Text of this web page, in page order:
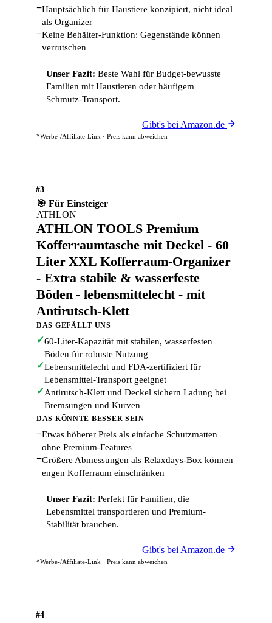
−Hauptsächlich für Haustiere konzipiert, nicht ideal
als Organizer
−Keine Behälter-Funktion: Gegenstände können
verrutschen
Unser Fazit: Beste Wahl für Budget-bewusste
Familien mit Haustieren oder häufigem
Schmutz-Transport.
Gibt's bei Amazon.de
*Werbe-/Affiliate-Link · Preis kann abweichen
#3
🎯 Für Einsteiger
ATHLON
ATHLON TOOLS Premium
Kofferraumtasche mit Deckel - 60
Liter XXL Kofferraum-Organizer
- Extra stabile & wasserfeste
Böden - lebensmittelecht - mit
Antirutsch-Klett
DAS GEFÄLLT UNS
✓60-Liter-Kapazität mit stabilen, wasserfesten
Böden für robuste Nutzung
✓Lebensmittelecht und FDA-zertifiziert für
Lebensmittel-Transport geeignet
✓Antirutsch-Klett und Deckel sichern Ladung bei
Bremsungen und Kurven
DAS KÖNNTE BESSER SEIN
−Etwas höherer Preis als einfache Schutzmatten
ohne Premium-Features
−Größere Abmessungen als Relaxdays-Box können
engen Kofferraum einschränken
Unser Fazit: Perfekt für Familien, die
Lebensmittel transportieren und Premium-
Stabilität brauchen.
Gibt's bei Amazon.de
*Werbe-/Affiliate-Link · Preis kann abweichen
#4